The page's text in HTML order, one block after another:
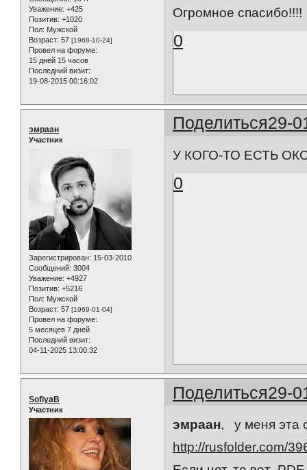
Уважение: +425
Позитив: +1020
Пол: Мужской
Возраст: 57 [1968-10-24]
Провел на форуме:
15 дней 15 часов
Последний визит:
19-08-2015 00:16:02
Огромное спасибо!!!!
0
Поделиться29-
эмраан
Участник
Зарегистрирован: 15-03-2010
Сообщений: 3004
Уважение: +4927
Позитив: +5216
Пол: Мужской
Возраст: 57 [1969-01-04]
Провел на форуме:
5 месяцев 7 дней
Последний визит:
04-11-2025 13:00:32
У КОГО-ТО ЕСТЬ
0
Поделиться29-
SofiyaB
Участник
эмраан, у меня эта
http://rusfolder.com/